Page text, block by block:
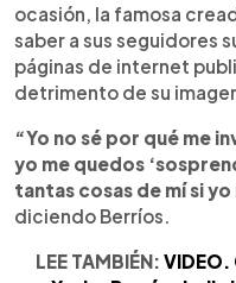
ocasión, la famosa
saber a sus seguidores
páginas de internet
detrimento de su
“Yo no sé por qué me
yo me quedos
tantas cosas de mí si yo
diciendo Berríos.
LEE TAMBIÉN: